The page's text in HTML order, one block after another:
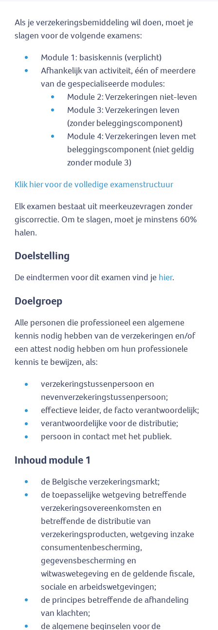
Als je verzekeringsbemiddeling wil doen, moet je
slagen voor de volgende examens:
Module 1: basiskennis (verplicht)
Afhankelijk van activiteit, één of meerdere
van de gespecialiseerde modules:
Module 2: Verzekeringen niet-leven
Module 3: Verzekeringen leven
(zonder beleggingscomponent)
Module 4: Verzekeringen leven met
beleggingscomponent (niet geldig
zonder module 3)
Klik hier voor de volledige examenstructuur
Elk examen bestaat uit meerkeuzevragen zonder
giscorrectie. Om te slagen, moet je minstens 60%
halen.
Doelstelling
De eindtermen voor dit examen vind je hier.
Doelgroep
Alle personen die professioneel een algemene
kennis nodig hebben van de verzekeringen en/of
een attest nodig hebben om hun professionele
kennis te bewijzen, als:
verzekeringstussenpersoon en
nevenverzekeringstussenpersoon;
effectieve leider, de facto verantwoordelijk;
verantwoordelijke voor de distributie;
persoon in contact met het publiek.
Inhoud module 1
de Belgische verzekeringsmarkt;
de toepasselijke wetgeving betreffende
verzekeringsovereenkomsten en
betreffende de distributie van
verzekeringsproducten, wetgeving inzake
consumentenbescherming,
gegevensbescherming en
witwaswetegeving en de geldende fiscale,
sociale en arbeidswetgevingen;
de principes betreffende de afhandeling
van klachten;
de algemene beginselen voor de